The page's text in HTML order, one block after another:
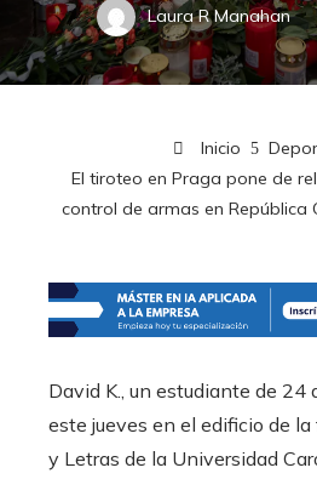
Laura R Manahan
Inicio
El tiroteo en Praga pone de
control de armas en República
David K., un estudiante de 24
este jueves en el edificio de
y Letras de la Universidad